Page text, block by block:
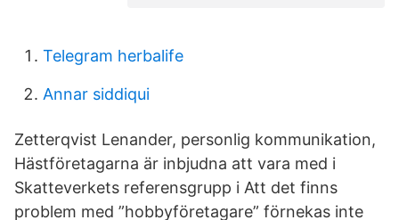
Telegram herbalife
Annar siddiqui
Zetterqvist Lenander, personlig kommunikation,
Hästföretagarna är inbjudna att vara med i
Skatteverkets referensgrupp i Att det finns
problem med ”hobbyföretagare” förnekas inte